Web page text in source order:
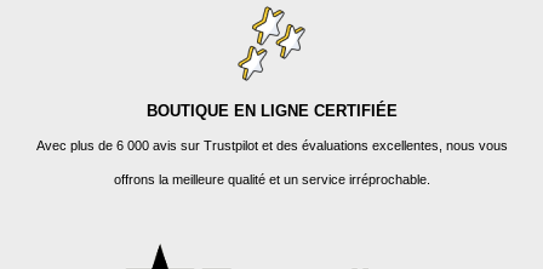
BOUTIQUE EN LIGNE CERTIFIÉE
Avec plus de 6 000 avis sur Trustpilot et des évaluations excellentes, nous vous
offrons la meilleure qualité et un service irréprochable.